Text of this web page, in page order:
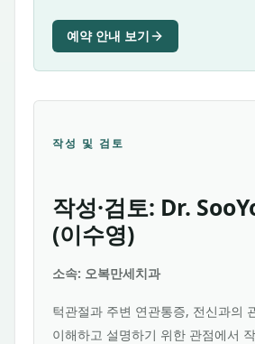
예약 안내 보기
작성 및 검토
작성·검토: Dr.
(이수영)
소속: 오복만세치과
턱관절과 주변 연관통증, 전신과의
이해하고 설명하기 위한 관점에서